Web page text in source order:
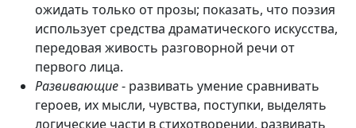
ожидать только от прозы; показать, что поэзия
использует средства драматического искусства,
передовая живость разговорной речи от
первого лица.
Развивающие- развивать умение сравнивать
героев, их мысли, чувства, поступки, выделять
логические части в стихотворении, развивать